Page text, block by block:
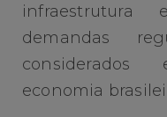
demandas
economia